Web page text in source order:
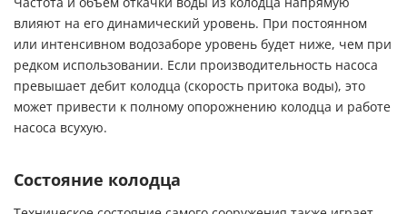
влияют на его динамический уровень. При постоянном
или интенсивном водозаборе уровень будет ниже, чем при
редком использовании. Если производительность насоса
превышает дебит колодца (скорость притока воды), это
может привести к полному опорожнению колодца и работе
насоса всухую.
Состояние колодца